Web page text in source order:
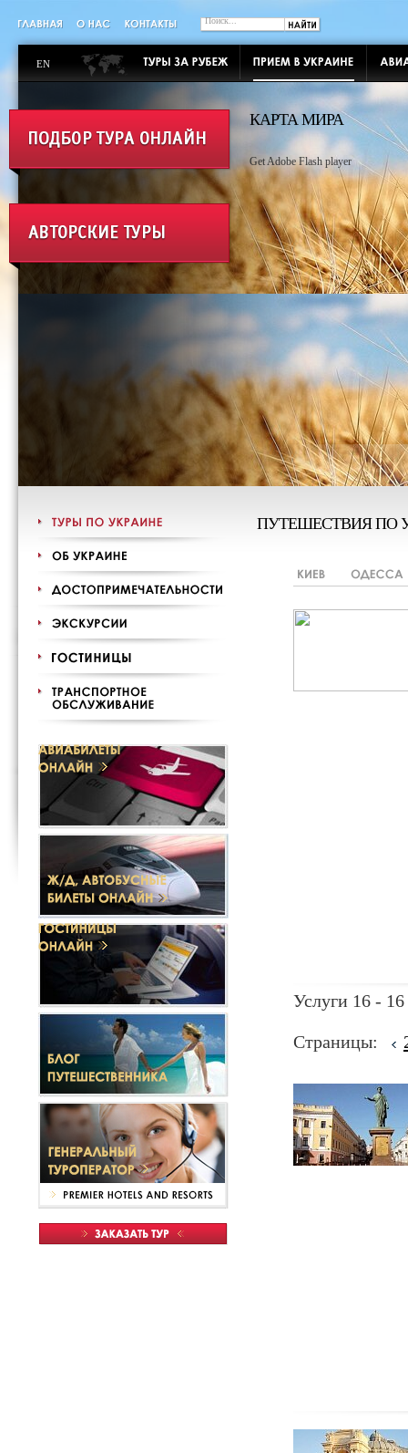
EN
КАРТА МИРА
Get Adobe Flash player
ПУТЕШЕСТВИЯ ПО
Услуги 16 - 16
Страницы: